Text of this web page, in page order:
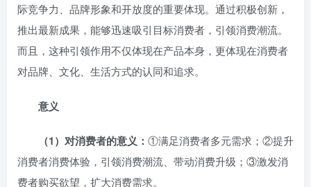
际竞争力、品牌形象和开放度的重要体现。通过积极创新，
推出最新成果，能够迅速吸引目标消费者，引领消费潮流。
而且，这种引领作用不仅体现在产品本身，更体现在消费者
对品牌、文化、生活方式的认同和追求。
意义
（1）对消费者的意义： ①满足消费者多元需求；②提升
消费者消费体验，引领消费潮流、带动消费升级；③激发消
费者购买欲望，扩大消费需求。